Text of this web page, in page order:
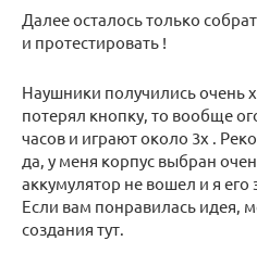
Далее осталось только
и протестировать !
Наушники получились очень
потерял кнопку, то вообще
часов и играют около 3х .
да, у меня корпус выбран
аккумулятор не вошел и я его
Если вам понравилась идея,
создания тут.